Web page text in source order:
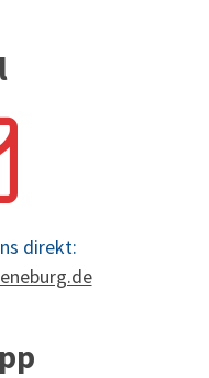
direkt: